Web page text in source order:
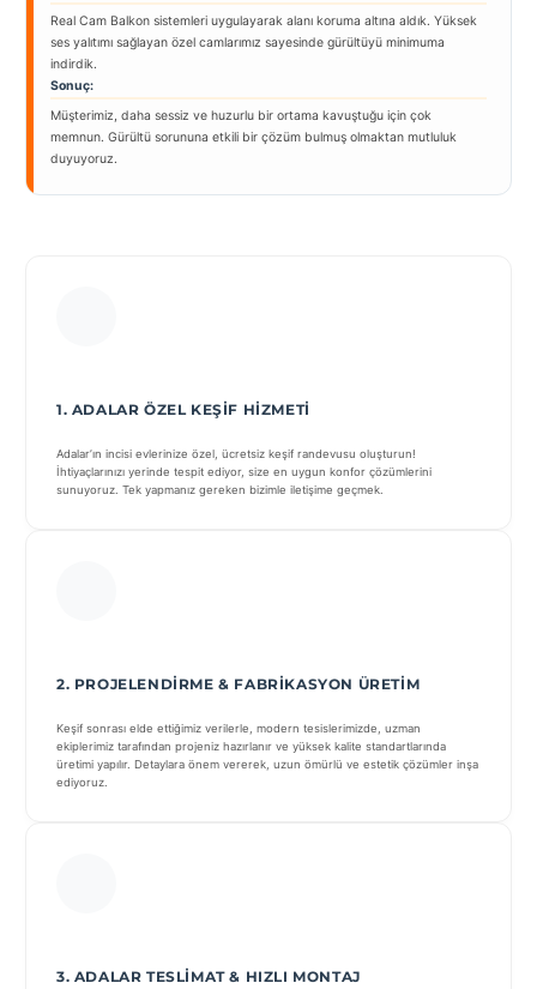
Real Cam Balkon sistemleri uygulayarak alanı koruma altına aldık. Yüksek
ses yalıtımı sağlayan özel camlarımız sayesinde gürültüyü minimuma
indirdik.
Sonuç:
Müşterimiz, daha sessiz ve huzurlu bir ortama kavuştuğu için çok
memnun. Gürültü sorununa etkili bir çözüm bulmuş olmaktan mutluluk
duyuyoruz.
1. ADALAR ÖZEL KEŞIF HIZMETI
Adalar’ın incisi evlerinize özel, ücretsiz keşif randevusu oluşturun!
İhtiyaçlarınızı yerinde tespit ediyor, size en uygun konfor çözümlerini
sunuyoruz. Tek yapmanız gereken bizimle iletişime geçmek.
2. PROJELENDIRME & FABRIKASYON ÜRETIM
Keşif sonrası elde ettiğimiz verilerle, modern tesislerimizde, uzman
ekiplerimiz tarafından projeniz hazırlanır ve yüksek kalite standartlarında
üretimi yapılır. Detaylara önem vererek, uzun ömürlü ve estetik çözümler inşa
ediyoruz.
3. ADALAR TESLIMAT & HIZLI MONTAJ